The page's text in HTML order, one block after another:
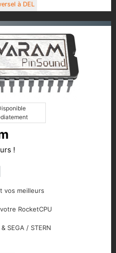
à DEL
!
vos meilleurs
RocketCPU
SEGA / STERN